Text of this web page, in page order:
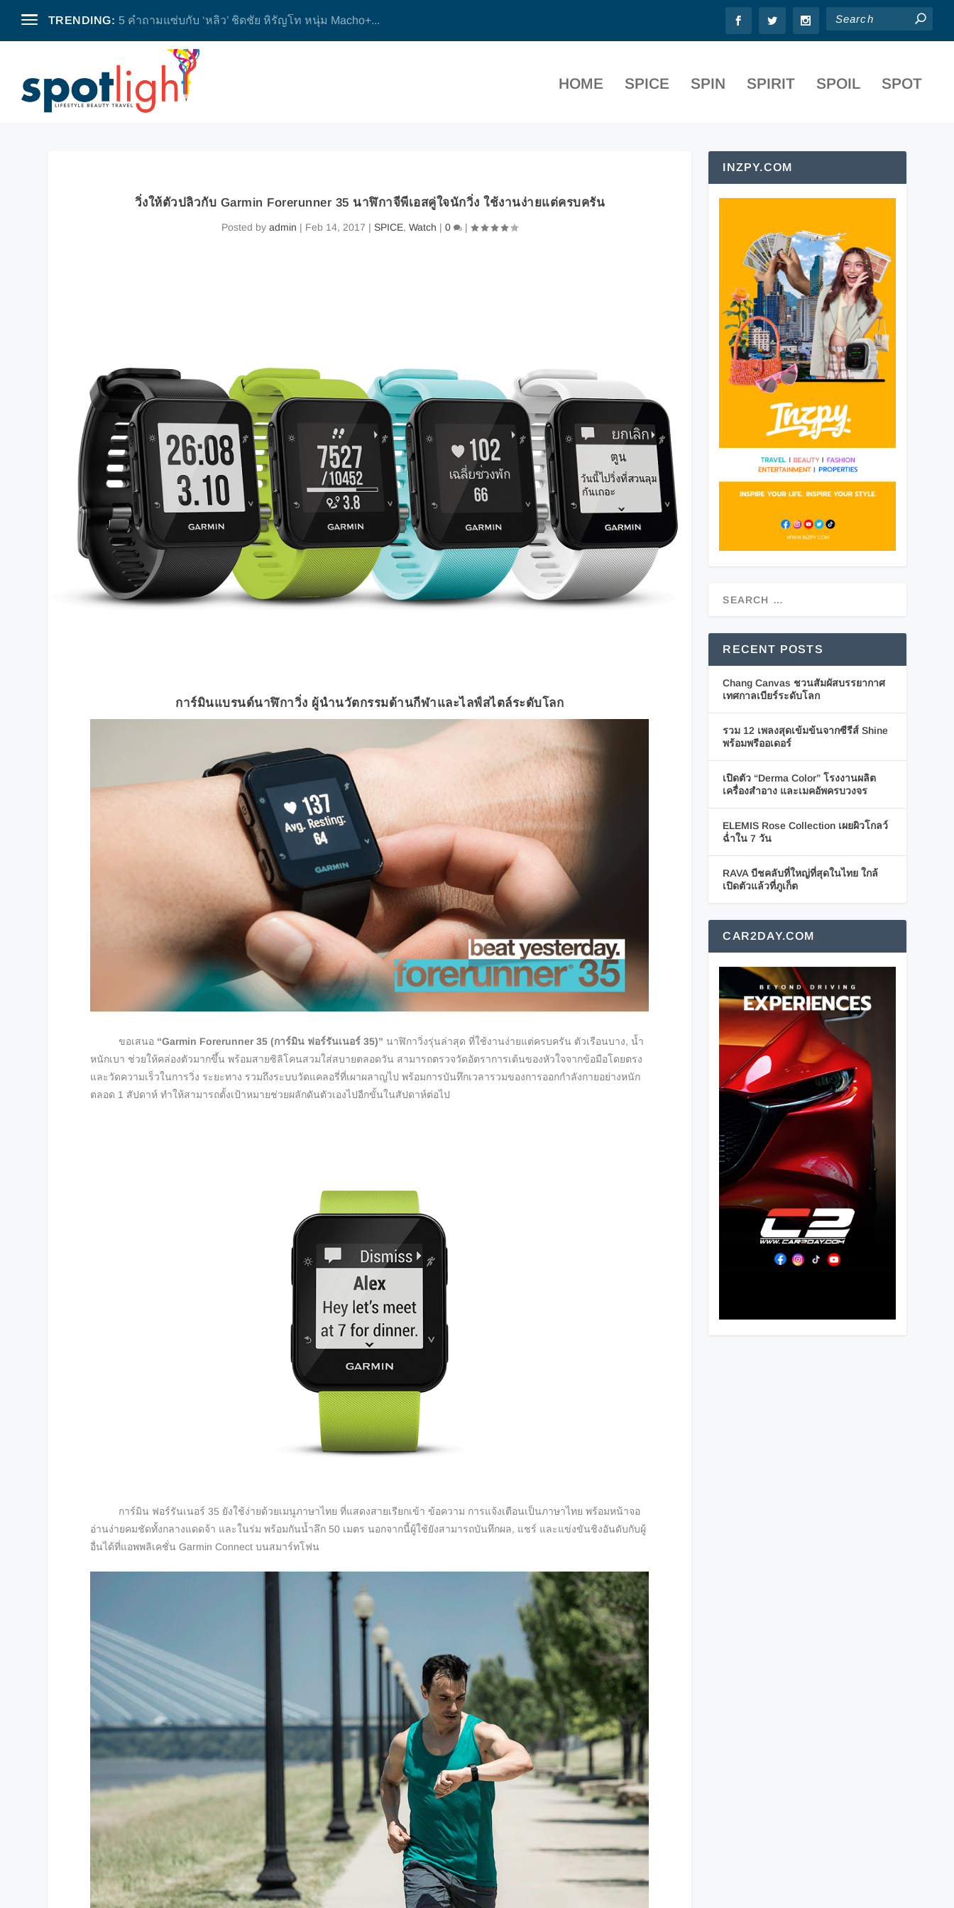
TRENDING: 5 คำถามแซ่บกับ ‘หลิว’ ชิดชัย หิรัญโท หนุ่ม Macho+...
HOME SPICE SPIN SPIRIT SPOIL SPOT
วิ่งให้ตัวปลิวกับ Garmin Forerunner 35 นาฬิกาจีพีเอสคู่ใจนักวิ่ง ใช้งานง่ายแต่ครบครัน
Posted byadmin | Feb 14, 2017 | SPICE,Watch |0 |
การ์มินแบรนด์นาฬิกาวิ่ง ผู้นำนวัตกรรมด้านกีฬาและไลฟ์สไตล์ระดับโลก
ขอเสนอ “Garmin Forerunner 35 (การ์มิน ฟอร์รันเนอร์ 35)” นาฬิกาวิ่งรุ่นล่าสุด ที่ใช้งานง่ายแต่ครบครัน ตัวเรือนบาง, น้ำ
หนักเบา ช่วยให้คล่องตัวมากขึ้น พร้อมสายซิลิโคนสวมใส่สบายตลอดวัน สามารถตรวจวัดอัตราการเต้นของหัวใจจากข้อมือโดยตรง
และวัดความเร็วในการวิ่ง ระยะทาง รวมถึงระบบวัดแคลอรี่ที่เผาผลาญไป พร้อมการบันทึกเวลารวมของการออกกำลังกายอย่างหนัก
ตลอด 1 สัปดาห์ ทำให้สามารถตั้งเป้าหมายช่วยผลักดันตัวเองไปอีกขั้นในสัปดาห์ต่อไป
การ์มิน ฟอร์รันเนอร์ 35 ยังใช้ง่ายด้วยเมนูภาษาไทย ที่แสดงสายเรียกเข้า ข้อความ การแจ้งเตือนเป็นภาษาไทย พร้อมหน้าจอ
อ่านง่ายคมชัดทั้งกลางแดดจ้า และในร่ม พร้อมกันน้ำลึก 50 เมตร นอกจากนี้ผู้ใช้ยังสามารถบันทึกผล, แชร์ และแข่งขันชิงอันดับกับผู้
อื่นได้ที่แอพพลิเคชั่น Garmin Connect บนสมาร์ทโฟน
INZPY.COM
RECENT POSTS
Chang Canvas ชวนสัมผัสบรรยากาศ
เทศกาลเบียร์ระดับโลก
รวม 12 เพลงสุดเข้มข้นจากซีรีส์ Shine
พร้อมพรีออเดอร์
เปิดตัว “Derma Color” โรงงานผลิต
เครื่องสำอาง และเมคอัพครบวงจร
ELEMIS Rose Collection เผยผิวโกลว์
ฉ่ำใน 7 วัน
RAVA บีชคลับที่ใหญ่ที่สุดในไทย ใกล้
เปิดตัวแล้วที่ภูเก็ต
CAR2DAY.COM